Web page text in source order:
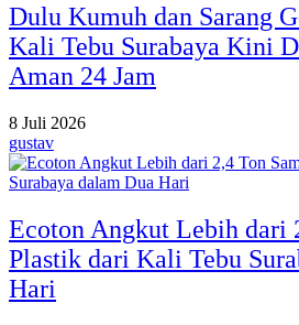
Dulu Kumuh dan Sarang
Kali Tebu Surabaya Kini
Aman 24 Jam
8 Juli 2026
gustav
Ecoton Angkut Lebih dari
Plastik dari Kali Tebu
Hari